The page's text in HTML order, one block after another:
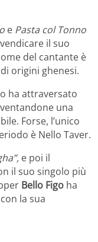
e Pasta col Tonno
il suo
del cantante è
origini ghenesi.
ha attraversato
una
Forse, l’unico
è Nello Taver.
e poi il
il suo singolo più
Bello Figo ha
la sua